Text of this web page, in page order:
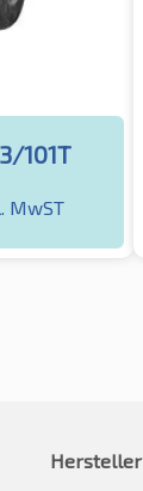
101T
MwST
Hersteller